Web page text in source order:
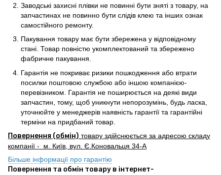
Заводські захисні плівки не повинні бути зняті з товару, на
запчастинах не повинно бути слідів клею та інших ознак
самостійного ремонту.
Пакування товару має бути збережена у відповідному
стані. Товар повністю укомплектований та збережено
фабричне пакування.
Гарантія не покриває ризики пошкодження або втрати
посилки поштовою службою або іншою компанією-
перевізником. Гарантія не поширюється на деякі види
запчастин, тому, щоб уникнути непорозумінь, будь ласка,
уточнюйте у менеджерів наявність гарантії та гарантійні
терміни на придбаний товар.
Повернення (обмін) товару здійснюється за адресою складу
компанії - м. Київ, вул. Є.Коновальця 34-А
Більше інформації про гарантію
Повернення та обмін товару в інтернет-